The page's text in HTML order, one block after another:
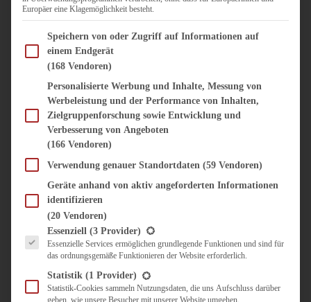
REIS & RISOTTO
SALATE & SNACKS
SUPPENKASPEREIEN
VORSPEISEN
SÜSS & HERZHAFT
BROTAUFSTRICH
DIPS, SAUCEN, CHUTNEYS
KÜCHENGESCHENKE
UNTERWEGS
KULINARISCH UNTERWEGS
Europäer eine Klagemöglichkeit besteht.
Im Folgenden finden Sie eine Liste der Zwecke des IAB Transparency and Consent
Speichern von oder Zugriff auf Informationen auf
einem Endgerät
(168 Vendoren)
Personalisierte Werbung und Inhalte, Messung von
Werbeleistung und der Performance von Inhalten,
Zielgruppenforschung sowie Entwicklung und
Verbesserung von Angeboten
(166 Vendoren)
Verwendung genauer Standortdaten (59 Vendoren)
Geräte anhand von aktiv angeforderten Informationen
identifizieren
(20 Vendoren)
Es folgt eine Liste der Service-Gruppen, für die eine Einwilligung erteilt werden
Essenziell (3 Provider)
Essenzielle Services ermöglichen grundlegende Funktionen und sind für
das ordnungsgemäße Funktionieren der Website erforderlich.
Statistik (1 Provider)
Statistik-Cookies sammeln Nutzungsdaten, die uns Aufschluss darüber